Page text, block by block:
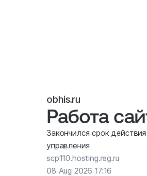
obhis.ru
Работа
Закончился срок
управления
scp110.hosting.reg.ru
08 Aug 2026 17:16